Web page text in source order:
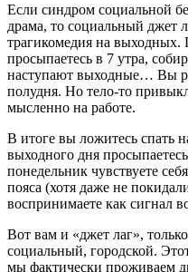
Если синдром социальной
драма, то социальный джет
трагикомедия на выходных.
просыпаетесь в 7 утра,
наступают выходные… Вы
полудня. Но тело-то
мысленно на работе.
В итоге вы ложитесь спать
выходного дня
понедельник чувствуете
пояса (хотя даже не
воспринимаете как сигнал
Вот вам и «джет лаг»,
социальный, городской.
мы фактически проживаем